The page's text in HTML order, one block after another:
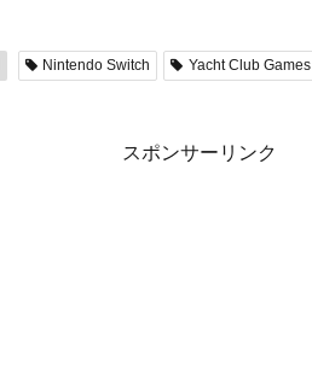
Nintendo Switch Yacht Club Games
スポンサーリンク